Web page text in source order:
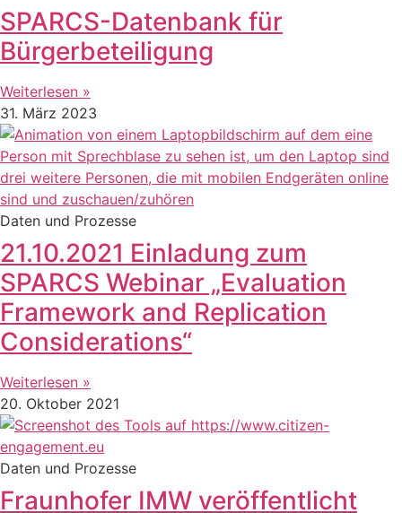
SPARCS-Datenbank für
Bürgerbeteiligung
Weiterlesen »
31. März 2023
Daten und Prozesse
21.10.2021 Einladung zum
SPARCS Webinar „Evaluation
Framework and Replication
Considerations“
Weiterlesen »
20. Oktober 2021
Daten und Prozesse
Fraunhofer IMW veröffentlicht